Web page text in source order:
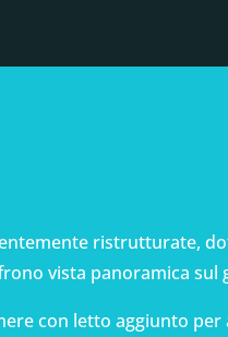
ristrutturate,
vista panoramica sul
con letto aggiunto per